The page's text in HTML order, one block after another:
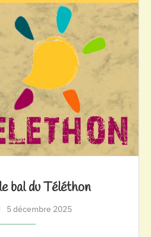
bal du Téléthon
5 décembre 2025